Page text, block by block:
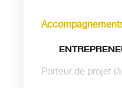
Porteur de projet